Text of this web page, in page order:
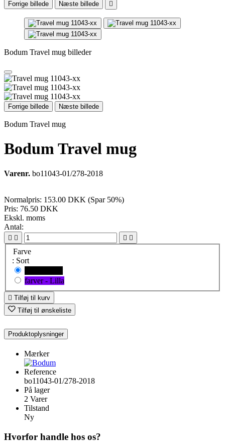
Forrige billede Næste billede 
Bodum Travel mug billeder
Forrige billede Næste billede
Bodum Travel mug
Bodum Travel mug
Varenr. bo11043-01/278-2018
Normalpris: 153.00 DKK (Spar 50%)
Pris: 76.50 DKK
Ekskl. moms
Antal:
   
Farve
: Sort
farver - Lilla
 Tilføj til kurv
Tilføj til ønskeliste
Produktoplysninger
Mærker
Reference
bo11043-01/278-2018
På lager
2 Varer
Tilstand
Ny
Hvorfor handle hos os?